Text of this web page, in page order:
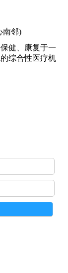
南邻)
健、康复于一
综合性医疗机